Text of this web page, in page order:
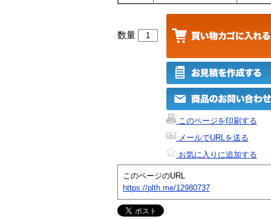
数量
このページを印刷する
メールでURLを送る
お気に入りに追加する
このページのURL
https://plth.me/12980737